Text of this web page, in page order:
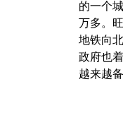
的一个
万多。
地铁向
政府也
越来越